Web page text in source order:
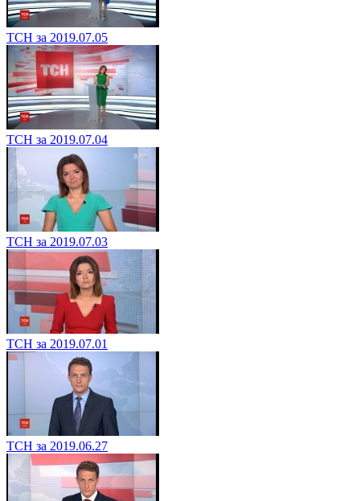
ТСН за 2019.07.05
ТСН за 2019.07.04
ТСН за 2019.07.03
ТСН за 2019.07.01
ТСН за 2019.06.27